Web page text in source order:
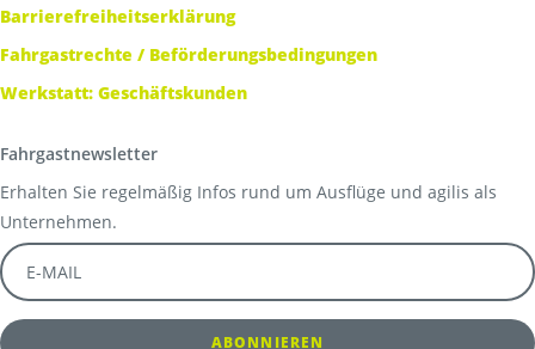
Barrierefreiheitserklärung
Fahrgastrechte / Beförderungsbedingungen
Werkstatt: Geschäftskunden
Fahrgastnewsletter
Erhalten Sie regelmäßig Infos rund um Ausflüge und agilis als
Unternehmen.